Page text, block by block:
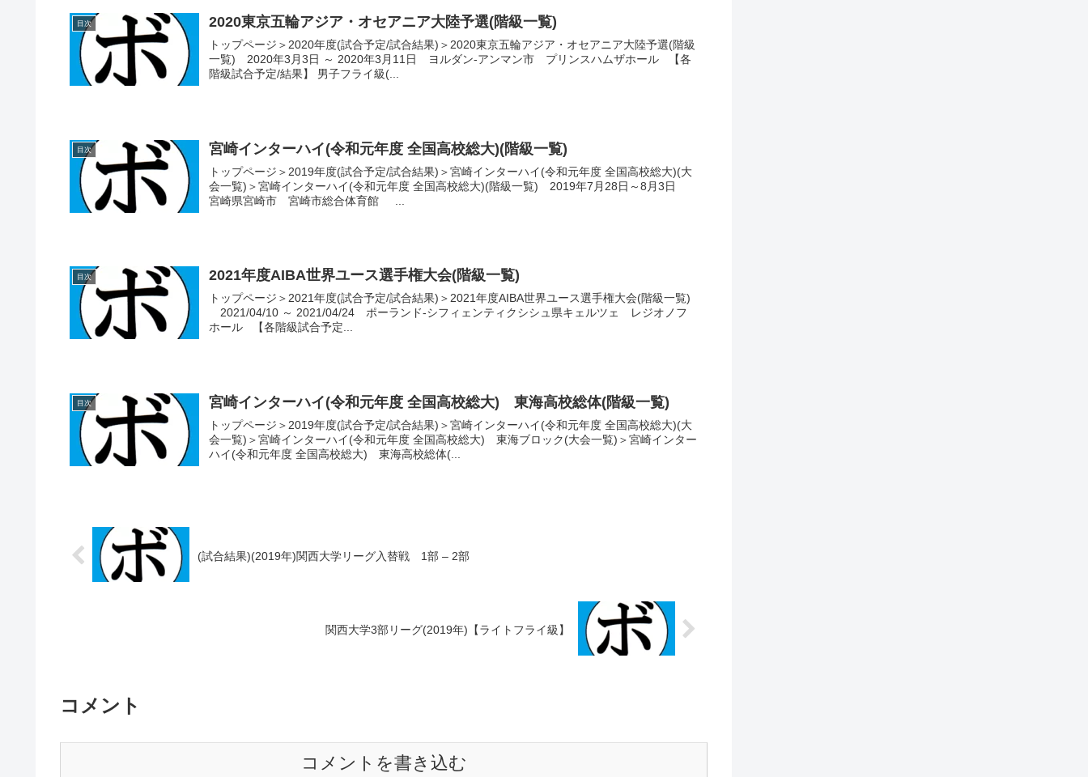
目次 2020東京五輪アジア・オセアニア大陸予選(階級一覧)
トップページ＞2020年度(試合予定/試合結果)＞2020東京五輪アジア・オセアニア大陸予選(階級
一覧) 2020年3月3日 ～ 2020年3月11日 ヨルダン-アンマン市 プリンスハムザホール 【各
階級試合予定/結果】 男子フライ級(...
目次 宮崎インターハイ(令和元年度 全国高校総大)(階級一覧)
トップページ＞2019年度(試合予定/試合結果)＞宮崎インターハイ(令和元年度 全国高校総大)(大
会一覧)＞宮崎インターハイ(令和元年度 全国高校総大)(階級一覧) 2019年7月28日～8月3日
宮崎県宮崎市 宮崎市総合体育館 ...
目次 2021年度AIBA世界ユース選手権大会(階級一覧)
トップページ＞2021年度(試合予定/試合結果)＞2021年度AIBA世界ユース選手権大会(階級一覧)
2021/04/10 ～ 2021/04/24 ポーランド-シフィェンティクシシュ県キェルツェ レジオノフ
ホール 【各階級試合予定...
目次 宮崎インターハイ(令和元年度 全国高校総大) 東海高校総体(階級一覧)
トップページ＞2019年度(試合予定/試合結果)＞宮崎インターハイ(令和元年度 全国高校総大)(大
会一覧)＞宮崎インターハイ(令和元年度 全国高校総大) 東海ブロック(大会一覧)＞宮崎インター
ハイ(令和元年度 全国高校総大) 東海高校総体(...
(試合結果)(2019年)関西大学リーグ入替戦 1部 – 2部
関西大学3部リーグ(2019年)【ライトフライ級】
コメント
コメントを書き込む